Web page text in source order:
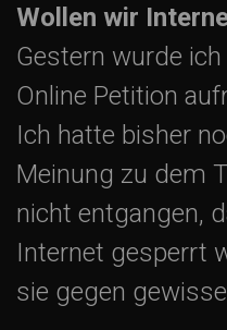
Wollen wir
Gestern wurde
Online Petition
Ich hatte bisher
Meinung zu dem
nicht entgangen,
Internet gesperrt
sie gegen